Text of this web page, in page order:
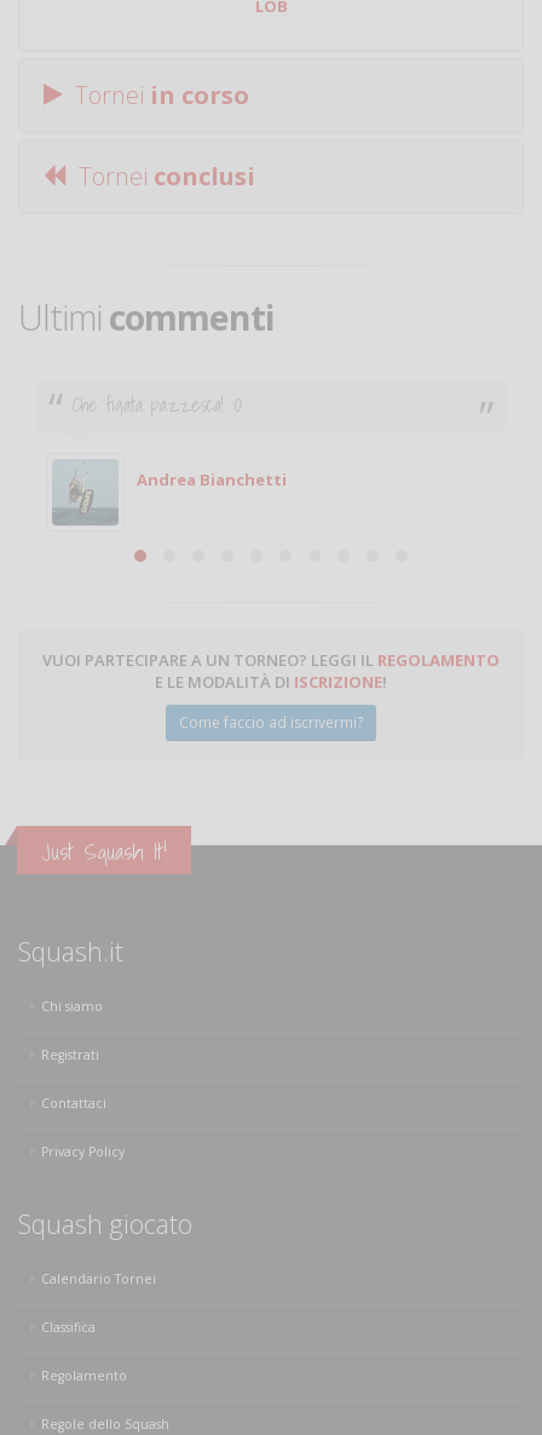
LOB
Tornei in corso
Tornei conclusi
Ultimi commenti
Che figata pazzesca! :O
Andrea Bianchetti
VUOI PARTECIPARE A UN TORNEO? LEGGI IL REGOLAMENTO
E LE MODALITÀ DI ISCRIZIONE!
Come faccio ad iscrivermi?
Just Squash It!
Squash.it
Chi siamo
Registrati
Contattaci
Privacy Policy
Squash giocato
Calendario Tornei
Classifica
Regolamento
Regole dello Squash